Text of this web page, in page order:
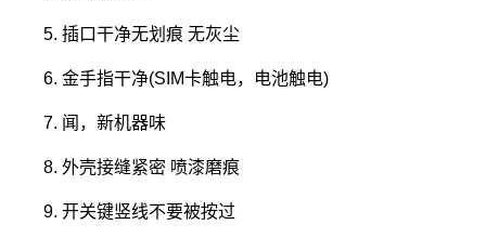
5. 插口干净无划痕 无灰尘
6. 金手指干净(SIM卡触电，电池触电)
7. 闻，新机器味
8. 外壳接缝紧密 喷漆磨痕
9. 开关键竖线不要被按过